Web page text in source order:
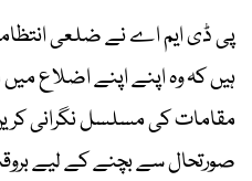
پی ڈی ایم اے نے ضلعی
ہیں کہ وہ اپنے اپنے اضلاع
مقامات کی مسلسل نگرانی
صورتحال سے بچنے کے لیے